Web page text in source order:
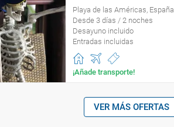
Playa de las Américas, España
Desde 3 días / 2 noches
Desayuno incluido
Entradas incluidas
¡Añade transporte!
VER MÁS OFERTAS